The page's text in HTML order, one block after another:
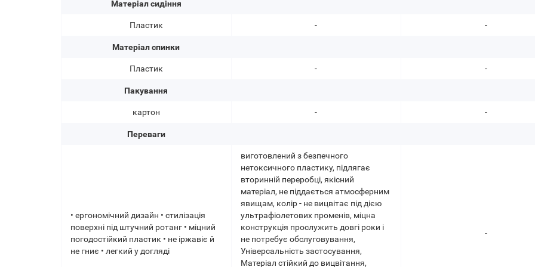
Матеріал сидіння
Пластик
Матеріал спинки
Пластик
Пакування
картон
Переваги
• ергономічний дизайн • стилізація
поверхні під штучний ротанг • міцний
погодостійкий пластик • не іржавіє й
не гниє • легкий у догляді
-
-
-
виготовлений з безпечного
нетоксичного пластику, підлягає
вторинній переробці, якісний
матеріал, не піддається атмосферним
явищам, колір - не вицвітає під дією
ультрафіолетових променів, міцна
конструкція прослужить довгі роки і
не потребує обслуговування,
Універсальність застосування,
Матеріал стійкий до вицвітання,
-
-
-
-